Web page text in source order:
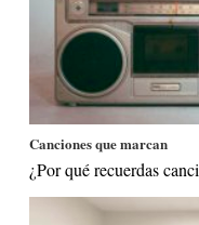
Canciones que marcan
¿Por qué recuerdas